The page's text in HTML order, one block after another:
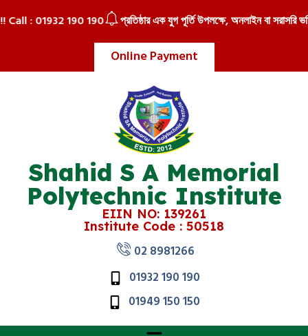
Online Payment
Call : 01932 190 190 প্রতিষ্ঠার এক যুগ পূর্তি উপলক্ষে, অনলাইন বা সরাসরি
Shahid S A Memorial
Polytechnic Institute
EIIN NO: 139261
Institute Code : 50518
02 8981266
01932 190 190
01949 150 150